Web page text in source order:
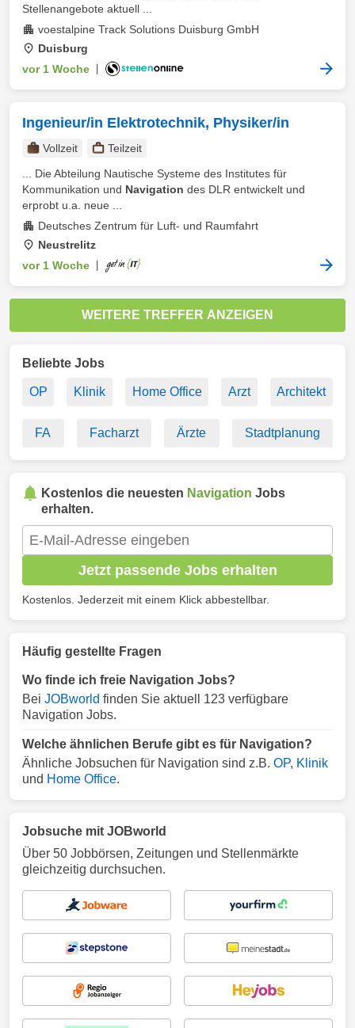
Stellenangebote aktuell ...
voestalpine Track Solutions Duisburg GmbH
Duisburg
vor 1 Woche
Ingenieur/in Elektrotechnik, Physiker/in
Vollzeit
Teilzeit
... Die Abteilung Nautische Systeme des Institutes für
Kommunikation und Navigation des DLR entwickelt und
erprobt u.a. neue ...
Deutsches Zentrum für Luft- und Raumfahrt
Neustrelitz
vor 1 Woche
WEITERE TREFFER ANZEIGEN
Beliebte Jobs
OP Klinik Home Office Arzt Architekt
FA Facharzt Ärzte Stadtplanung
Kostenlos die neuesten Navigation Jobs
erhalten.
Jetzt passende Jobs erhalten
Kostenlos. Jederzeit mit einem Klick abbestellbar.
Häufig gestellte Fragen
Wo finde ich freie Navigation Jobs?
Bei JOBworld finden Sie aktuell 123 verfügbare
Navigation Jobs.
Welche ähnlichen Berufe gibt es für Navigation?
Ähnliche Jobsuchen für Navigation sind z.B. OP, Klinik
und Home Office.
Jobsuche mit JOBworld
Über 50 Jobbörsen, Zeitungen und Stellenmärkte
gleichzeitig durchsuchen.